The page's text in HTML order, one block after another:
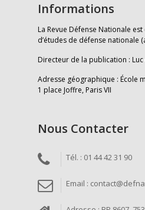
Informations
La Revue Défense Nationale
d’études de défense nationale
Directeur de la publication :
Adresse géographique : École
1 place Joffre, Paris VII
Nous Contacter
Tél. : 01 44 42 31 90
Email :